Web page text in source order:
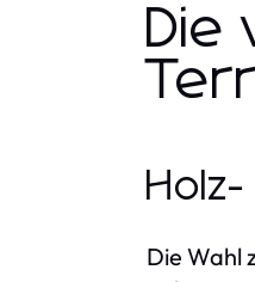
Die
Die Wahl